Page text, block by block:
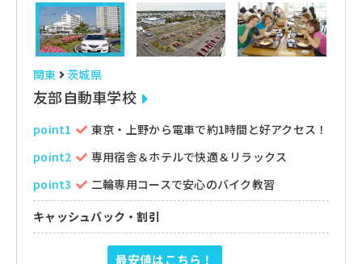
関東 茨城県
友部自動車学校
point1
東京・上野から電車で約1時間と好アクセス！
point2
専用宿舎＆ホテルで快適＆リラックス
point3
二輪専用コースで安心のバイク教習
キャッシュバック・割引
最安値はこちら！